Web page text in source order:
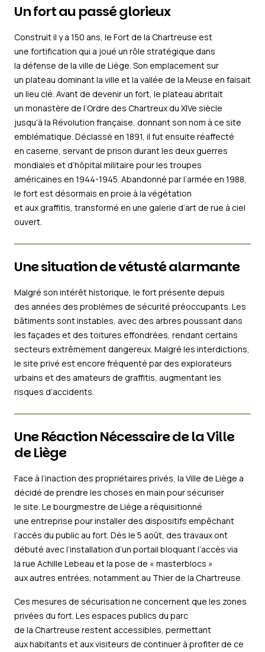
Un fort au passé glorieux
Construit il y a 150 ans, le Fort de la Chartreuse est
une fortification qui a joué un rôle stratégique dans
la défense de la ville de Liège. Son emplacement sur
un plateau dominant la ville et la vallée de la Meuse en faisait
un lieu clé. Avant de devenir un fort, le plateau abritait
un monastère de l’Ordre des Chartreux du XIVe siècle
jusqu’à la Révolution française, donnant son nom à ce site
emblématique. Déclassé en 1891, il fut ensuite réaffecté
en caserne, servant de prison durant les deux guerres
mondiales et d’hôpital militaire pour les troupes
américaines en 1944-1945. Abandonné par l’armée en 1988,
le fort est désormais en proie à la végétation
et aux graffitis, transformé en une galerie d’art de rue à ciel
ouvert.
Une situation de vétusté alarmante
Malgré son intérêt historique, le fort présente depuis
des années des problèmes de sécurité préoccupants. Les
bâtiments sont instables, avec des arbres poussant dans
les façades et des toitures effondrées, rendant certains
secteurs extrêmement dangereux. Malgré les interdictions,
le site privé est encore fréquenté par des explorateurs
urbains et des amateurs de graffitis, augmentant les
risques d’accidents.
Une Réaction Nécessaire de la Ville
de Liège
Face à l’inaction des propriétaires privés, la Ville de Liège a
décidé de prendre les choses en main pour sécuriser
le site. Le bourgmestre de Liège a réquisitionné
une entreprise pour installer des dispositifs empêchant
l’accès du public au fort. Dès le 5 août, des travaux ont
débuté avec l’installation d’un portail bloquant l’accès via
la rue Achille Lebeau et la pose de « masterblocs »
aux autres entrées, notamment au Thier de la Chartreuse.
Ces mesures de sécurisation ne concernent que les zones
privées du fort. Les espaces publics du parc
de la Chartreuse restent accessibles, permettant
aux habitants et aux visiteurs de continuer à profiter de ce